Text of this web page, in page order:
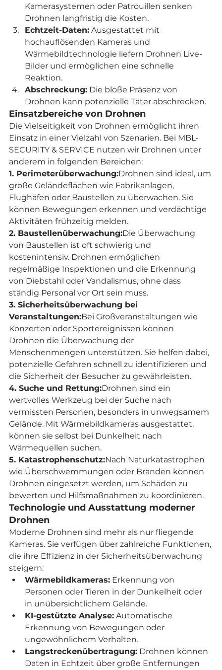
Kamerasystemen oder Patrouillen senken
Drohnen langfristig die Kosten.
Echtzeit-Daten: Ausgestattet mit
hochauflösenden Kameras und
Wärmebildtechnologie liefern Drohnen Live-
Bilder und ermöglichen eine schnelle
Reaktion.
Abschreckung: Die bloße Präsenz von
Drohnen kann potenzielle Täter abschrecken.
Einsatzbereiche von Drohnen
Die Vielseitigkeit von Drohnen ermöglicht ihren
Einsatz in einer Vielzahl von Szenarien. Bei MBL-
SECURITY & SERVICE nutzen wir Drohnen unter
anderem in folgenden Bereichen:
1. Perimeterüberwachung:Drohnen sind ideal, um
große Geländeflächen wie Fabrikanlagen,
Flughäfen oder Baustellen zu überwachen. Sie
können Bewegungen erkennen und verdächtige
Aktivitäten frühzeitig melden.
2. Baustellenüberwachung:Die Überwachung
von Baustellen ist oft schwierig und
kostenintensiv. Drohnen ermöglichen
regelmäßige Inspektionen und die Erkennung
von Diebstahl oder Vandalismus, ohne dass
ständig Personal vor Ort sein muss.
3. Sicherheitsüberwachung bei
Veranstaltungen:Bei Großveranstaltungen wie
Konzerten oder Sportereignissen können
Drohnen die Überwachung der
Menschenmengen unterstützen. Sie helfen dabei,
potenzielle Gefahren schnell zu identifizieren und
die Sicherheit der Besucher zu gewährleisten.
4. Suche und Rettung:Drohnen sind ein
wertvolles Werkzeug bei der Suche nach
vermissten Personen, besonders in unwegsamem
Gelände. Mit Wärmebildkameras ausgestattet,
können sie selbst bei Dunkelheit nach
Wärmequellen suchen.
5. Katastrophenschutz:Nach Naturkatastrophen
wie Überschwemmungen oder Bränden können
Drohnen eingesetzt werden, um Schäden zu
bewerten und Hilfsmaßnahmen zu koordinieren.
Technologie und Ausstattung moderner
Drohnen
Moderne Drohnen sind mehr als nur fliegende
Kameras. Sie verfügen über zahlreiche Funktionen,
die ihre Effizienz in der Sicherheitsüberwachung
steigern:
Wärmebildkameras: Erkennung von
Personen oder Tieren in der Dunkelheit oder
in unübersichtlichem Gelände.
KI-gestützte Analyse: Automatische
Erkennung von Bewegungen oder
ungewöhnlichem Verhalten.
Langstreckenübertragung: Drohnen können
Daten in Echtzeit über große Entfernungen